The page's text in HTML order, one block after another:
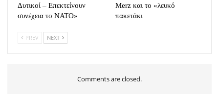
Δυτικοί – Επεκτείνουν
συνέχεια το ΝΑΤΟ»
Merz και το «λευκό
πακετάκι
PREV NEXT
Comments are closed.